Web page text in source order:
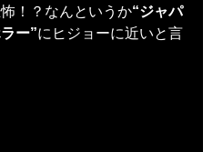
！？なんというか“ジャパ
ー”にヒジョーに近いと言